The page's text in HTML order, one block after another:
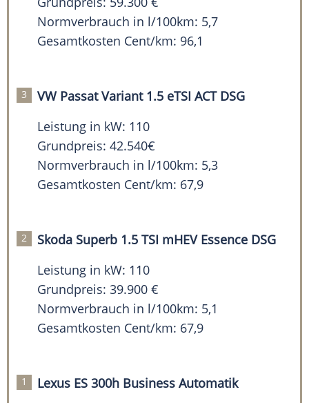
Normverbrauch in l/100km: 5,7
Gesamtkosten Cent/km: 96,1
VW Passat Variant 1.5 eTSI ACT DSG
Leistung in kW: 110
Grundpreis: 42.540€
Normverbrauch in l/100km: 5,3
Gesamtkosten Cent/km: 67,9
Skoda Superb 1.5 TSI mHEV Essence DSG
Leistung in kW: 110
Grundpreis: 39.900 €
Normverbrauch in l/100km: 5,1
Gesamtkosten Cent/km: 67,9
Lexus ES 300h Business Automatik